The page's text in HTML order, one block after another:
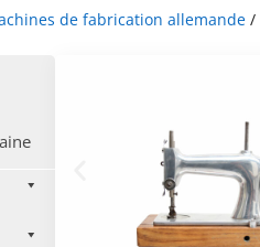
de fabrication allemande /